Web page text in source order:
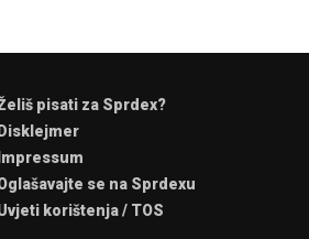
pisati za Sprdex?
Disklejmer
Impressum
se na Sprdexu
korištenja / TOS